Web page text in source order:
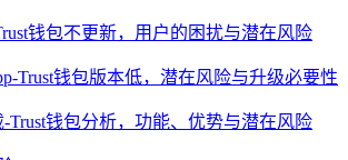
钱包不更新，用户的困扰与潜在风险
Trust钱包版本低，潜在风险与升级必要性
-Trust钱包分析，功能、优势与潜在风险